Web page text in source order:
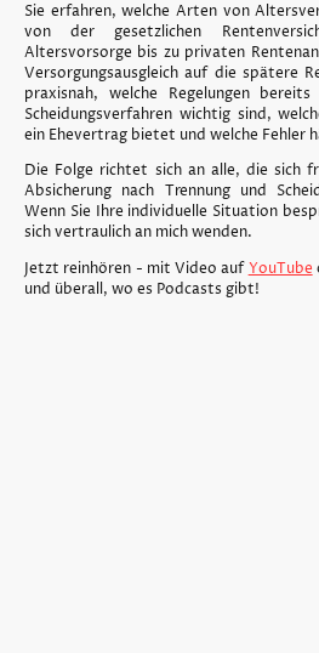
Sie erfahren, welche Arten von
von der gesetzlichen
Altersvorsorge bis zu privaten
Versorgungsausgleich auf die spätere
praxisnah, welche Regelungen
Scheidungsverfahren wichtig sind,
ein Ehevertrag bietet und welche Fehler
Die Folge richtet sich an alle, die sich
Absicherung nach Trennung und
Wenn Sie Ihre individuelle Situation
sich vertraulich an mich wenden.
Jetzt reinhören - mit Video aufYouTube
und überall, wo es Podcasts gibt!